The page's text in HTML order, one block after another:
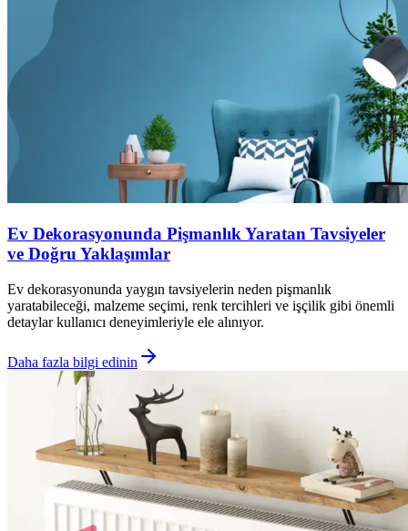
Ev Dekorasyonunda Pişmanlık Yaratan Tavsiyeler
ve Doğru Yaklaşımlar
Ev dekorasyonunda yaygın tavsiyelerin neden pişmanlık
yaratabileceği, malzeme seçimi, renk tercihleri ve işçilik gibi önemli
detaylar kullanıcı deneyimleriyle ele alınıyor.
Daha fazla bilgi edinin